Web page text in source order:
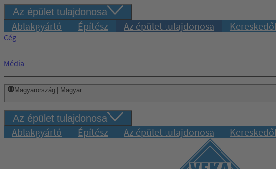
Az épület tulajdonosa
Ablakgyártó Építész Az épület tulajdonosa
Cég
Média
Magyarország | Magyar
Az épület tulajdonosa
Ablakgyártó Építész Az épület tulajdonosa